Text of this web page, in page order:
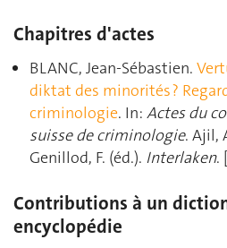
Chapitres d'actes
BLANC, Jean-Sébastien.
diktat des minorités ?
criminologie. In: Actes du
suisse de criminologie. Ajil,
Genillod, F. (éd.). Interlaken.
Contributions à un
encyclopédie